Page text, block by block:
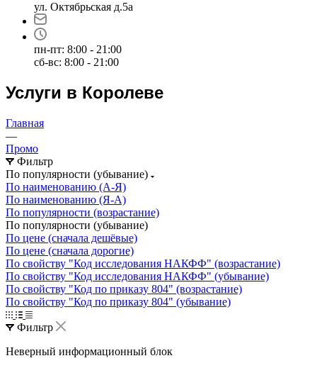
ул. Октябрьская д.5а
пн-пт: 8:00 - 21:00
сб-вс: 8:00 - 21:00
Услуги в Королеве
Главная
—
Промо
Фильтр
По популярности (убывание)
По наименованию (А-Я)
По наименованию (Я-А)
По популярности (возрастание)
По популярности (убывание)
По цене (сначала дешёвые)
По цене (сначала дорогие)
По свойству "Код исследования НАКФФ" (возрастание)
По свойству "Код исследования НАКФФ" (убывание)
По свойству "Код по приказу 804" (возрастание)
По свойству "Код по приказу 804" (убывание)
Фильтр
Неверный информационный блок